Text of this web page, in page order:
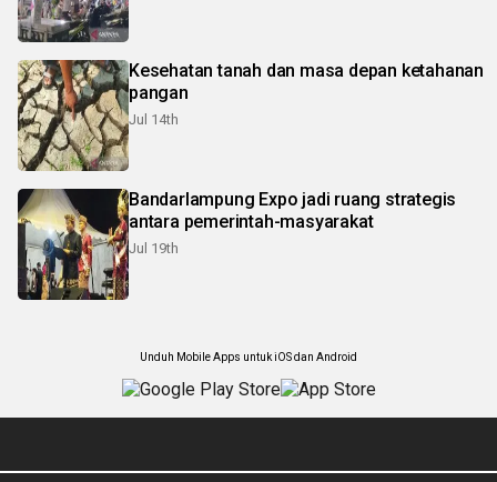
Kesehatan tanah dan masa depan ketahanan
pangan
Jul 14th
Bandarlampung Expo jadi ruang strategis
antara pemerintah-masyarakat
Jul 19th
Unduh Mobile Apps untuk iOS dan Android